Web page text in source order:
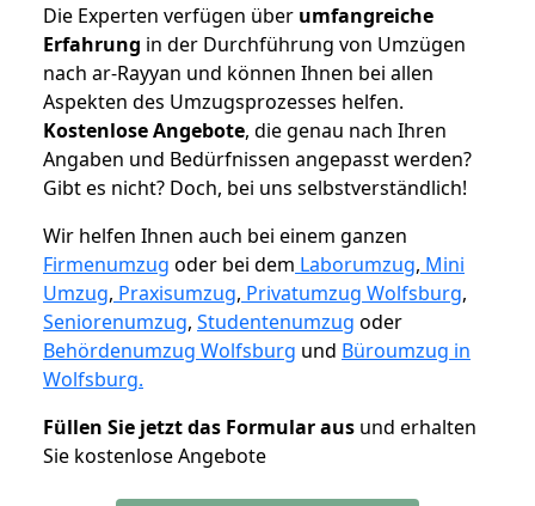
Die Experten verfügen über umfangreiche
Erfahrung in der Durchführung von Umzügen
nach ar-Rayyan und können Ihnen bei allen
Aspekten des Umzugsprozesses helfen.
Kostenlose Angebote, die genau nach Ihren
Angaben und Bedürfnissen angepasst werden?
Gibt es nicht? Doch, bei uns selbstverständlich!
Wir helfen Ihnen auch bei einem ganzen
Firmenumzug oder bei dem Laborumzug, Mini
Umzug, Praxisumzug, Privatumzug Wolfsburg,
Seniorenumzug, Studentenumzug oder
Behördenumzug Wolfsburg und Büroumzug in
Wolfsburg.
Füllen Sie jetzt das Formular aus und erhalten
Sie kostenlose Angebote